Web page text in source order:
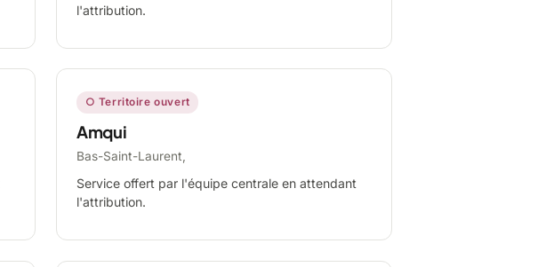
l'attribution.
○ Territoire ouvert
Amqui
Bas-Saint-Laurent,
Service offert par l'équipe centrale en attendant
l'attribution.